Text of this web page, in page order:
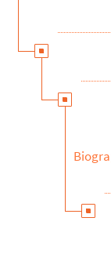
Lady
Paris mes
Cyrano
La mégère
La bonne